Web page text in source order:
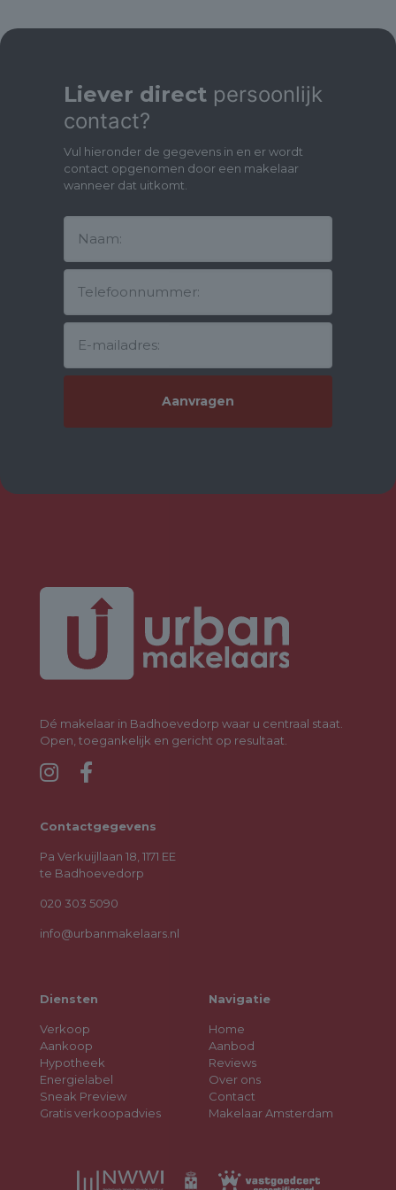
Liever direct persoonlijk
contact?
Vul hieronder de gegevens in en er wordt
contact opgenomen door een makelaar
wanneer dat uitkomt.
Dé makelaar in Badhoevedorp waar u centraal staat.
Open, toegankelijk en gericht op resultaat.
Contactgegevens
Pa Verkuijllaan 18, 1171 EE
te Badhoevedorp
020 303 5090
info@urbanmakelaars.nl
Diensten
Verkoop
Aankoop
Hypotheek
Energielabel
Sneak Preview
Gratis verkoopadvies
Navigatie
Home
Aanbod
Reviews
Over ons
Contact
Makelaar Amsterdam